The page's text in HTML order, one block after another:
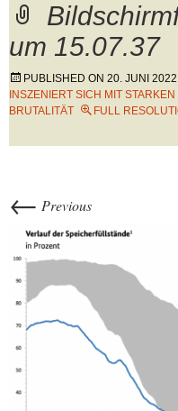
um 15.07.37
PUBLISHED ON 20. JUNI 2022
INSZENIERT SICH MIT
BRUTALITÄT
FULL
← Previous